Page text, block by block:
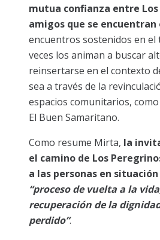
mutua confianza entre
amigos que se encuentran
encuentros sostenidos en el
veces los animan a buscar
reinsertarse en el contexto
sea a través de la
espacios comunitarios,
El Buen Samaritano.
Como resume Mirta, la
el camino de Los
a las personas en
“proceso de vuelta a la
recuperación de la
perdido”.